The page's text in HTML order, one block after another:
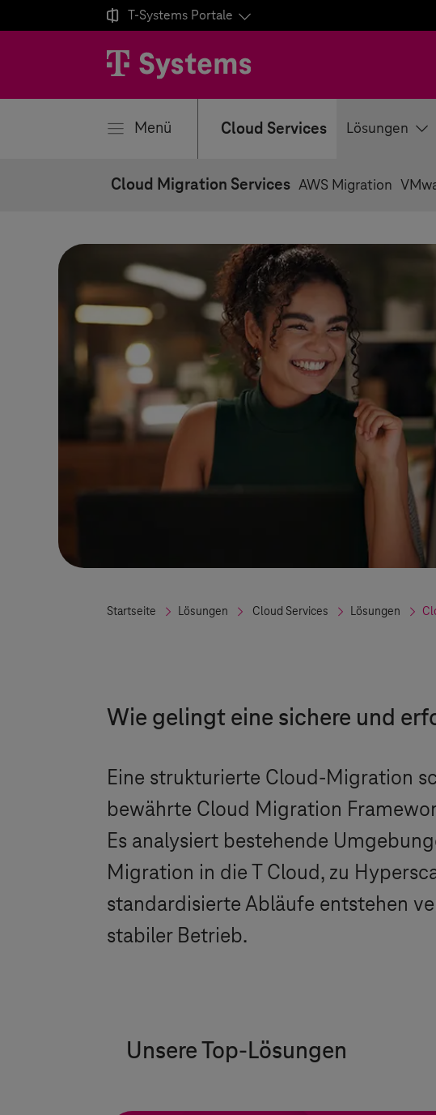
 T-Systems Portale
Menü Cloud Services Lösungen
Cloud Migration Services AWS Migration
Startseite Lösungen Cloud Services Lösungen
Wie gelingt eine sichere und
Eine strukturierte Cloud-Migration
bewährte Cloud Migration
Es analysiert bestehende
Migration in die T Cloud, zu
standardisierte Abläufe entstehen
stabiler Betrieb.
Unsere Top-Lösungen